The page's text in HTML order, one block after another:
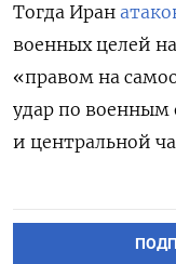
Тогда Иран
военных целей
«правом на
удар по военным
и центральной